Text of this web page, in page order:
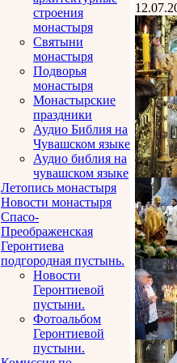
строения
монастыря
Святыни
монастыря
Подворья
монастыря
Монастырские
праздники
Аудио Библия на
Чувашском языке
Аудио библия на
чувашском языке
Летопись монастыря
Новости монастыря
Спасо-
Преображенская
Геронтиева
подгородная пустынь.
Новости
Геронтиевой
пустыни.
Фотоальбом
Геронтиевой
пустыни.